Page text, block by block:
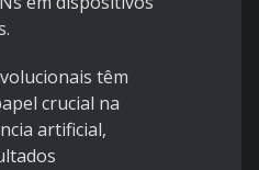
têm
crucial na
artificial,